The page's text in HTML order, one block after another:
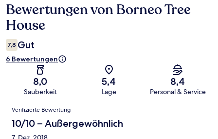
Bewertungen
Bewertungen von Borneo Tree
House
7,8 Gut
6 Bewertungen
8,0
Sauberkeit
5,4
Lage
8,4
Personal & Service
Bewertungen
Verifizierte Bewertung
10/10 – Außergewöhnlich